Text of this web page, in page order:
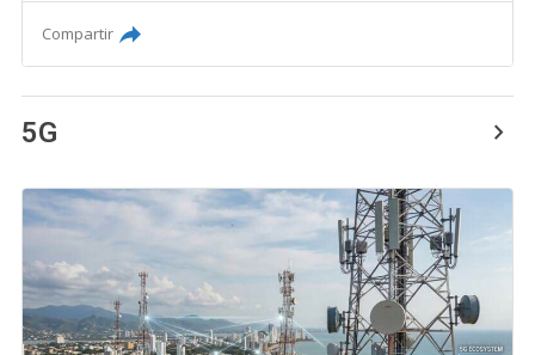
Compartir
5G